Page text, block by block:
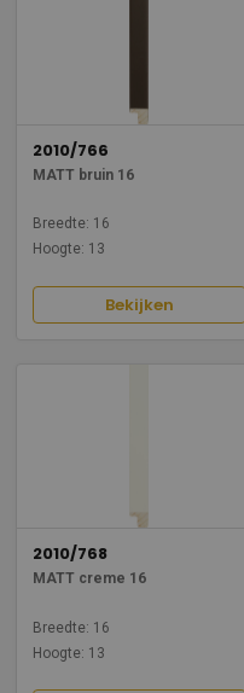
2010/766
MATT bruin 16
Breedte: 16
Hoogte: 13
Bekijken
2010/768
MATT creme 16
Breedte: 16
Hoogte: 13